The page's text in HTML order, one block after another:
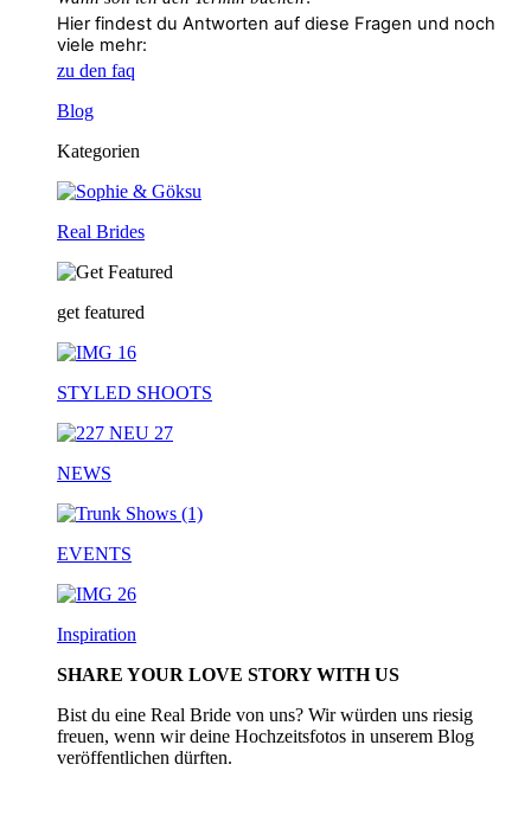
Hier findest du Antworten auf diese Fragen und noch
viele mehr:
zu den faq
Blog
Kategorien
Real Brides
get featured
STYLED SHOOTS
NEWS
EVENTS
Inspiration
SHARE YOUR LOVE STORY WITH US
Bist du eine Real Bride von uns? Wir würden uns riesig
freuen, wenn wir deine Hochzeitsfotos in unserem Blog
veröffentlichen dürften.